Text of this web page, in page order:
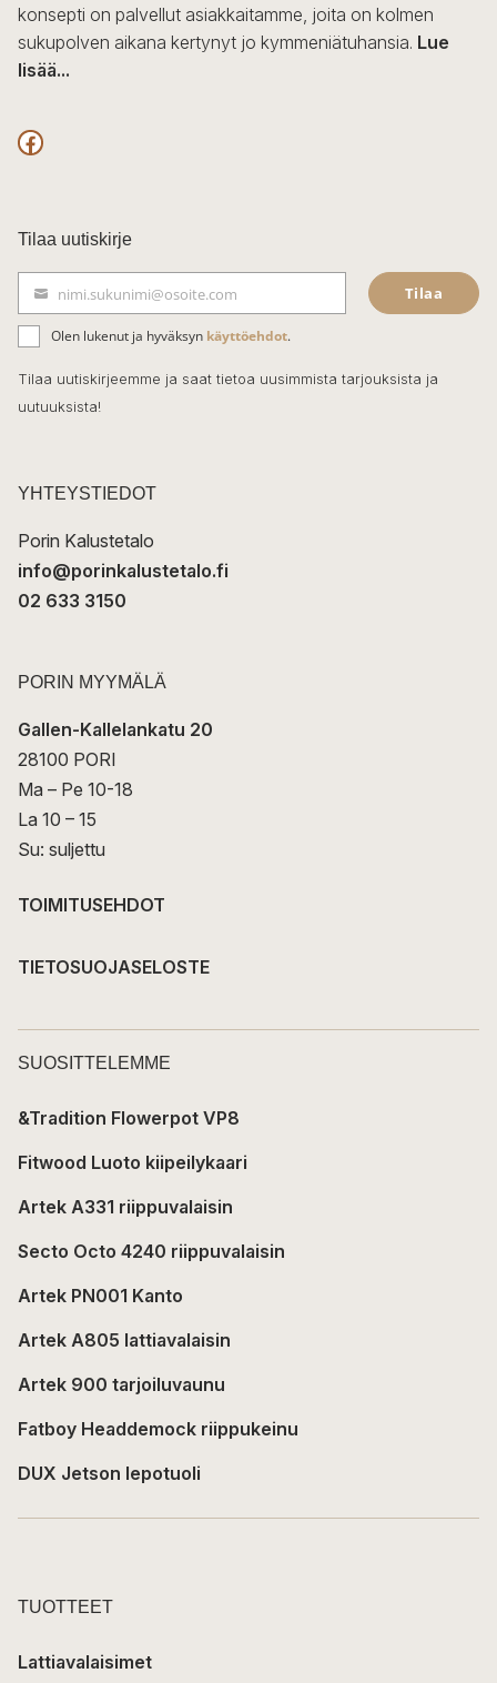
konsepti on palvellut asiakkaitamme, joita on kolmen
sukupolven aikana kertynyt jo kymmeniätuhansia. Lue
lisää...
F
c
e
b
o
o
k
Tilaa uutiskirje
ä
h
k
p
t
nimi.sukunimi@osoite.com Tilaa
Olen lukenut ja hyväksyn käyttöehdot.
Tilaa uutiskirjeemme ja saat tietoa uusimmista tarjouksista ja
uutuuksista!
YHTEYSTIEDOT
Porin Kalustetalo
info@porinkalustetalo.fi
02 633 3150
PORIN MYYMÄLÄ
Gallen-Kallelankatu 20
28100 PORI
Ma – Pe 10-18
La 10 – 15
Su: suljettu
TOIMITUSEHDOT
TIETOSUOJASELOSTE
SUOSITTELEMME
&Tradition Flowerpot VP8
Fitwood Luoto kiipeilykaari
Artek A331 riippuvalaisin
Secto Octo 4240 riippuvalaisin
Artek PN001 Kanto
Artek A805 lattiavalaisin
Artek 900 tarjoiluvaunu
Fatboy Headdemock riippukeinu
DUX Jetson lepotuoli
TUOTTEET
Lattiavalaisimet